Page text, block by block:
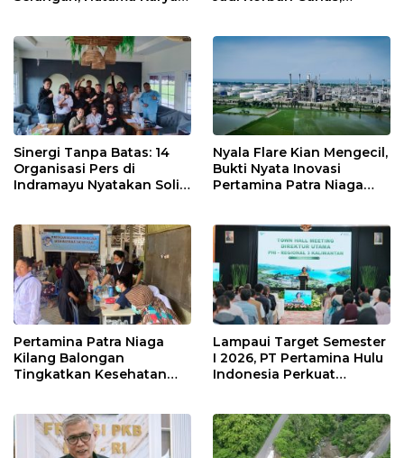
Sinergi Tanpa Batas: 14
Organisasi Pers di
Indramayu Nyatakan Solid
Nyala Flare Kian Mengecil,
Bukti Nyata Inovasi
Pertamina Patra Niaga
Pertamina Patra Niaga
Kilang Balongan
Tingkatkan Kesehatan
Rutin dan Edukasi
Perawatan Gigi
Lampaui Target Semester
I 2026, PT Pertamina Hulu
Indonesia Perkuat
Keselamatan Kerja